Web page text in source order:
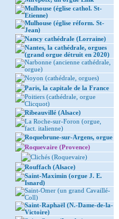
Mulhouse (église cathol. St-
Etienne)
Mulhouse (église réform. St-
Jean)
Nancy cathédrale (Lorraine)
Nantes, la cathédrale, orgues
(grand orgue détruit en 2020)
Narbonne (ancienne cathédrale,
orgue)
Noyon (cathédrale, orgues)
Paris, la capitale de la France
Poitiers (cathédrale, orgue
Clicquot)
Ribeauvillé (Alsace)
La Roche-sur-Foron (orgue,
fact. italienne)
Roquebrune-sur-Argens, orgue
Roquevaire (Provence)
Clichés (Roquevaire)
Rouffach (Alsace)
Saint-Maximin (orgue J. E.
Isnard)
Saint-Omer (un grand Cavaillé-
Coll)
Saint-Raphaël (N.-Dame-de-la-
Victoire)